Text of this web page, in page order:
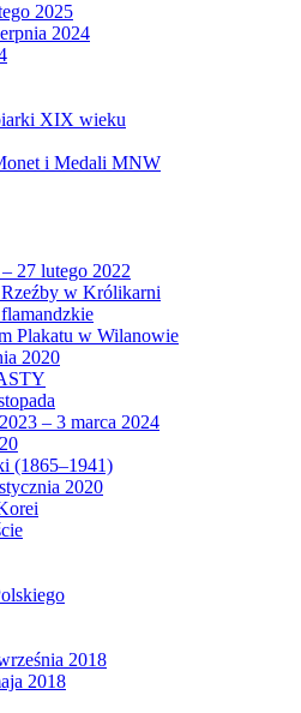
2025
2024
XIX wieku
i Medali MNW
27 lutego 2022
w Królikarni
Plakatu w Wilanowie
2020
– 3 marca 2024
(1865–1941)
2020
2018
2018